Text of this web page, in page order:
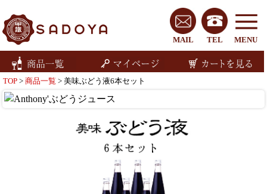
MENU
TEL
MAIL
TOP > 商品一覧 > 美味ぶどう液6本セット